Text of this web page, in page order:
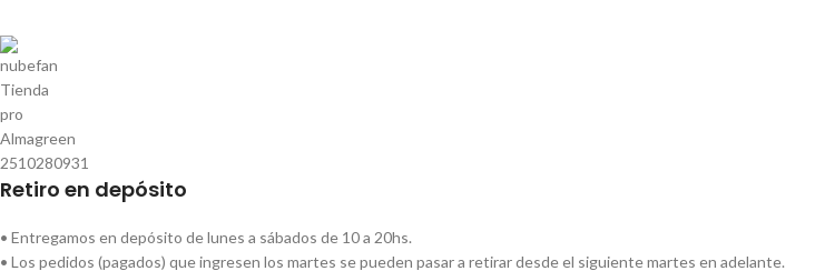
Retiro en depósito
• Entregamos en depósito de lunes a sábados de 10 a 20hs.
• Los pedidos (pagados) que ingresen los martes se pueden pasar a retirar desde el siguiente martes en adelante.